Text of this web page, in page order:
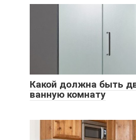
Какой должна быть
ванную комнату